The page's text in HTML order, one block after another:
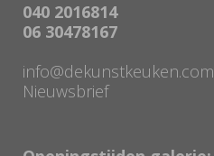
040 2016814
06 30478167
info@dekunstkeuken.com
Nieuwsbrief